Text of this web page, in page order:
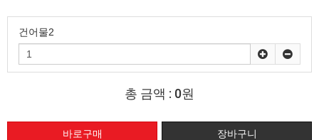
건어물2
총 금액 : 0원